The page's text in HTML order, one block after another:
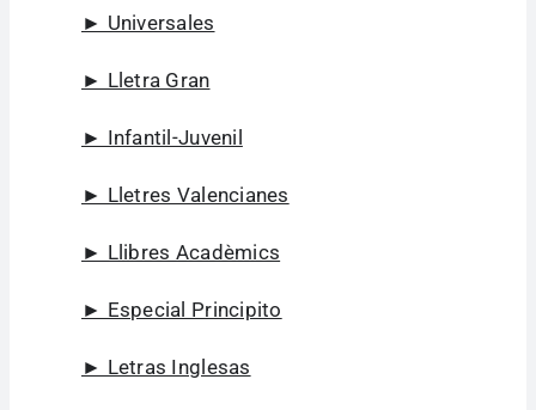
► Universales
► Lletra Gran
► Infantil-Juvenil
► Lletres Valencianes
► Llibres Acadèmics
► Especial Principito
► Letras Inglesas